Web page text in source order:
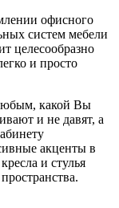
офисного
систем мебели
целесообразно
и просто
какой Вы
и не давят, а
акценты в
и стулья